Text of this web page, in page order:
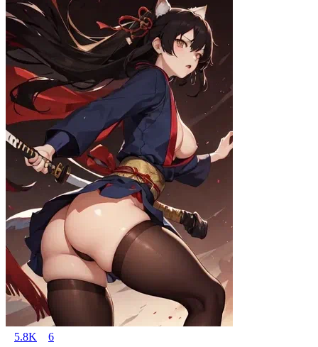
5.8K 6